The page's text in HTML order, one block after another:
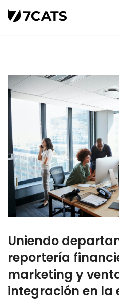
Uniendo
reportería
marketing y
integración en la